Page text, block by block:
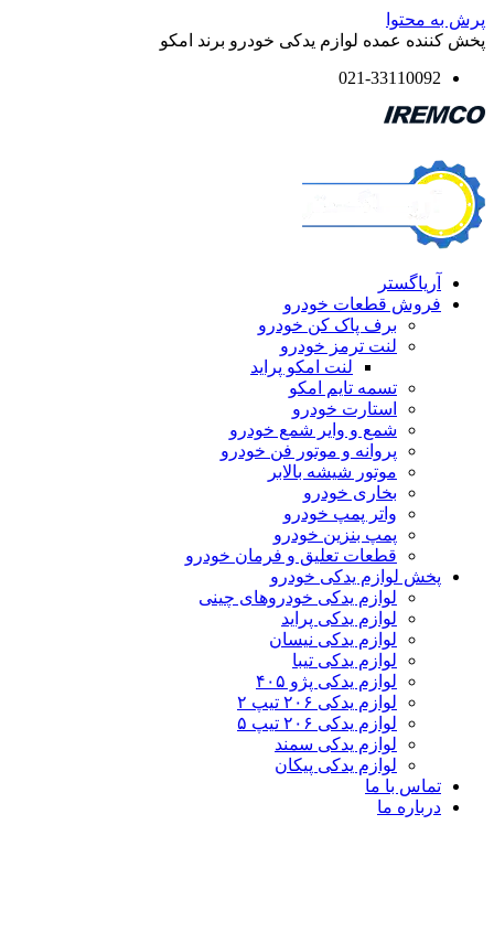
عمده لوازم یدکی خودرو برند امکو
021-
قطعات خودرو
برف پاک کن خودرو
لنت ترمز خودرو
لنت امکو پراید
تسمه تایم امکو
استارت خودرو
شمع و وایر شمع خودرو
پروانه و موتور فن خودرو
موتور شیشه بالابر
بخاری خودرو
واتر پمپ خودرو
پمپ بنزین خودرو
قطعات تعلیق و فرمان خودرو
لوازم یدکی خودرو
لوازم یدکی خودروهای چینی
لوازم یدکی پراید
لوازم یدکی نیسان
لوازم یدکی تیبا
لوازم یدکی پژو ۴۰۵
لوازم یدکی ۲۰۶ تیپ ۲
لوازم یدکی ۲۰۶ تیپ ۵
لوازم یدکی سمند
لوازم یدکی پیکان
با ما
ما